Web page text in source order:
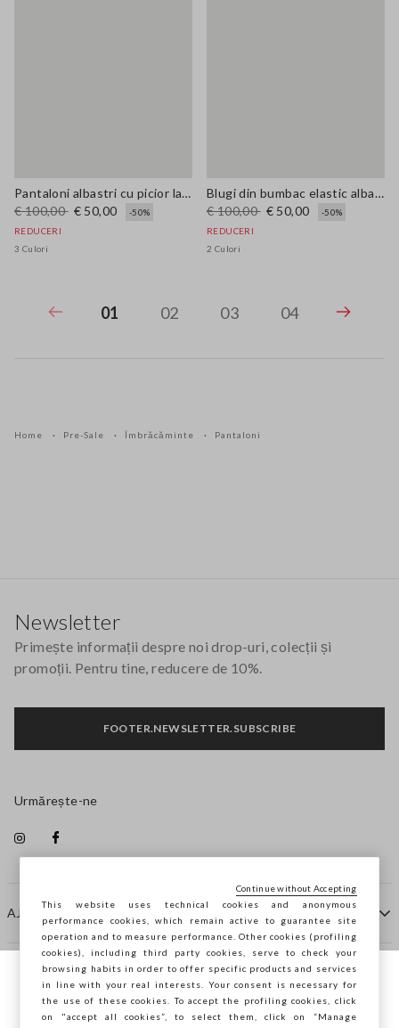
Pantaloni albastri cu picior larg din bumbac elastic
€ 100,00 € 50,00
-50%
REDUCERI
3 Culori
Blugi din bumbac elastic albastru cu crac larg
€ 100,00 € 50,00
-50%
REDUCERI
2 Culori
01 02 03 04
Home Pre-Sale Îmbrăcăminte Pantaloni
AJUTOR
COMPANIE
Newsletter
Primește informații despre noi drop-uri, colecții și
promoții. Pentru tine, reducere de 10%.
FOOTER.NEWSLETTER.SUBSCRIBE
Urmărește-ne
Navighezi pe STEFANEL Italia, vrei să
salvezi locația ta?
This website uses technical cookies and anonymous
performance cookies, which remain active to guarantee site
operation and to measure performance. Other cookies (profiling
cookies), including third party cookies, serve to check your
browsing habits in order to offer specific products and services
in line with your real interests. Your consent is necessary for
the use of these cookies. To accept the profiling cookies, click
on "accept all cookies”, to select them, click on “Manage
Continue without Accepting